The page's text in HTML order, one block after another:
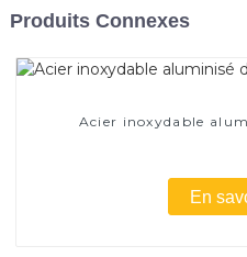
Produits Connexes
Acier inoxydable
En